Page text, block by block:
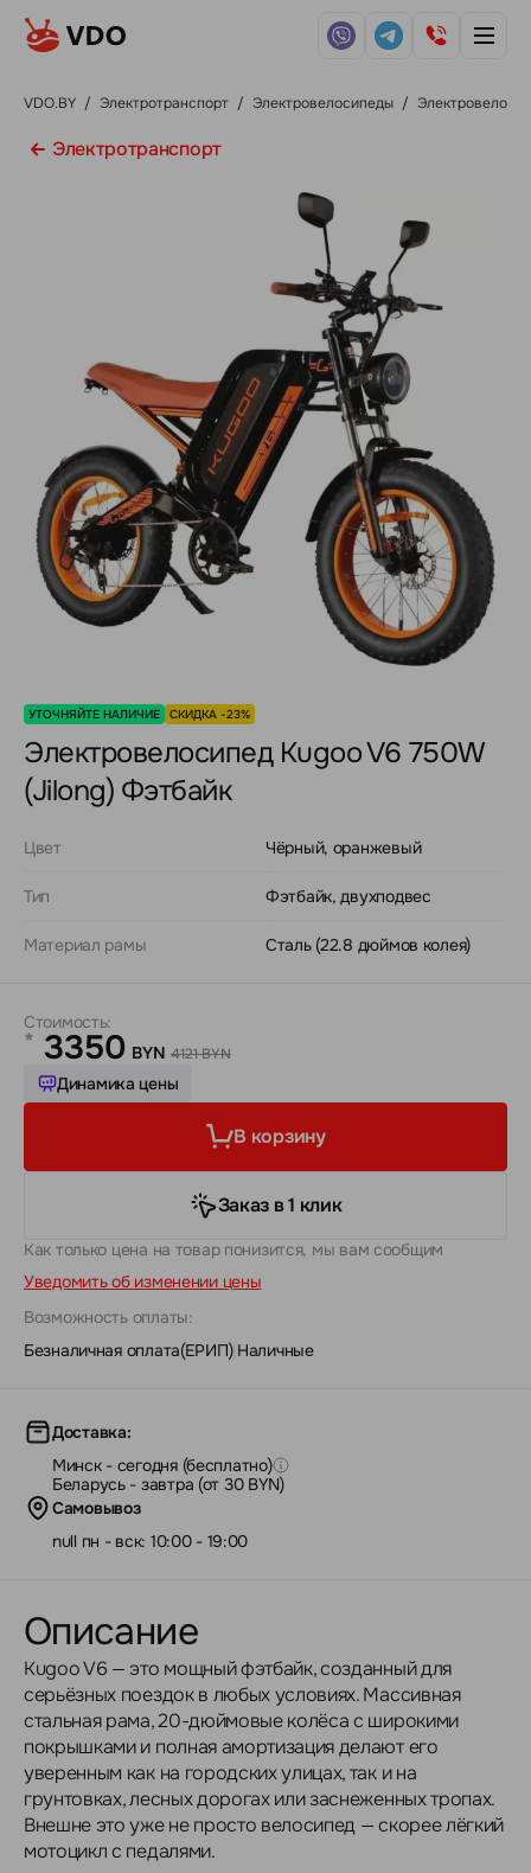
VDO.BY / Электротранспорт / Электровелосипеды /
Электротранспорт
УТОЧНЯЙТЕ НАЛИЧИЕ СКИДКА -23%
Электровелосипед Kugoo V6 750W
(Jilong) Фэтбайк
Цвет Чёрный, оранжевый
Тип Фэтбайк, двухподвес
Материал рамы Сталь (22.8 дюймов колея)
Стоимость:
* 3350 BYN 4121 BYN
Динамика цены
В корзину
Заказ в 1 клик
Как только цена на товар понизится, мы вам сообщим
Уведомить об изменении цены
Возможность оплаты:
Безналичная оплата(ЕРИП)| Наличные
Доставка:
Минск - сегодня (бесплатно)
Беларусь - завтра (от 30 BYN)
Самовывоз
null пн - вск: 10:00 - 19:00
Описание
Kugoo V6 — это мощный фэтбайк, созданный для
серьёзных поездок в любых условиях. Массивная
стальная рама, 20-дюймовые колёса с широкими
покрышками и полная амортизация делают его
уверенным как на городских улицах, так и на
грунтовках, лесных дорогах или заснеженных тропах.
Внешне это уже не просто велосипед — скорее лёгкий
мотоцикл с педалями.